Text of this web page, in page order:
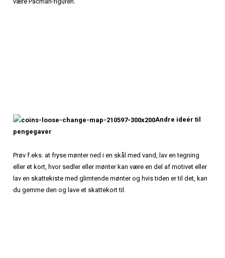
Andre ideér til
pengegaver
Prøv f.eks. at fryse mønter ned i en skål med vand, lav en tegning
eller et kort, hvor sedler eller mønter kan være en del af motivet eller
lav en skattekiste med glimtende mønter og hvis tiden er til det, kan
du gemme den og lave et skattekort til.